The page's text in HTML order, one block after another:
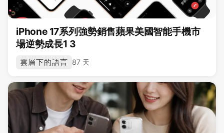
iPhone 17系列強勢銷售蘋果美國智能手機市
場逆勢成長1 3
雲層下的語言 87 天